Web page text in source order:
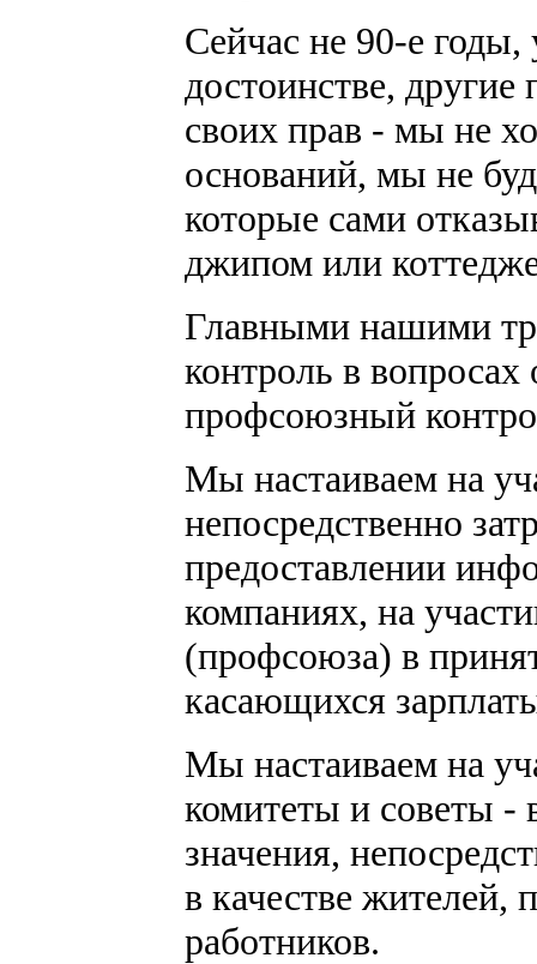
Сейчас не 90-е годы,
достоинстве,
своих прав - мы не
оснований, мы не
которые сами
джипом или
Главными нашими
контроль в
профсоюзный
Мы настаиваем на
непосредственно
предоставлении
компаниях, на
(профсоюза) в
касающихся
Мы настаиваем на
комитеты и советы -
значения,
в качестве
работников.